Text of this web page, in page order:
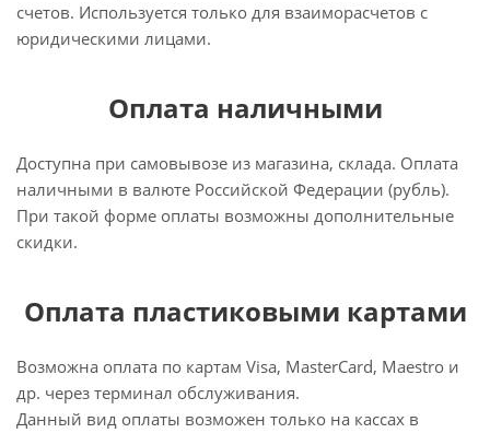
счетов. Используется только для взаиморасчетов с
юридическими лицами.
Оплата наличными
Доступна при самовывозе из магазина, склада. Оплата
наличными в валюте Российской Федерации (рубль).
При такой форме оплаты возможны дополнительные
скидки.
Оплата пластиковыми картами
Возможна оплата по картам Visa, MasterCard, Maestro и
др. через терминал обслуживания.
Данный вид оплаты возможен только на кассах в